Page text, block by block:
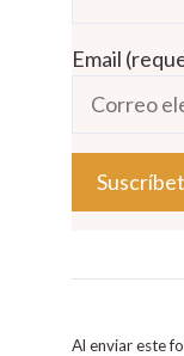
Email
o
s
Al enviar este